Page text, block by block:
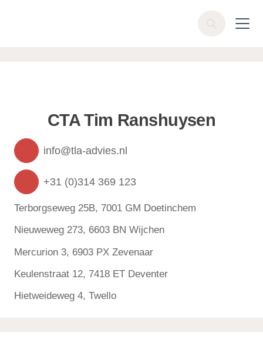
CTA Tim Ranshuysen
info@tla-advies.nl
+31 (0)314 369 123
Terborgseweg 25B, 7001 GM Doetinchem
Nieuweweg 273, 6603 BN Wijchen
Mercurion 3, 6903 PX Zevenaar
Keulenstraat 12, 7418 ET Deventer
Hietweideweg 4, Twello